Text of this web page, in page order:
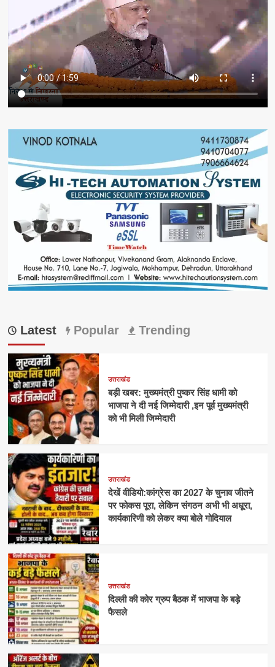
Latest Popular Trending
उत्तराखंड
बड़ी खबर: मुख्यमंत्री पुष्कर सिंह धामी को
भाजपा ने दी नई जिम्मेदारी ,इन पूर्व मुख्यमंत्री
को भी मिली जिम्मेदारी
उत्तराखंड
देखें वीडियो:कांग्रेस का 2027 के चुनाव जीतने
पर फोकस पूरा, लेकिन संगठन अभी भी अधूरा,
कार्यकारिणी को लेकर क्या बोले गोदियाल
उत्तराखंड
दिल्ली की कोर ग्रुप बैठक में भाजपा के बड़े
फैसले